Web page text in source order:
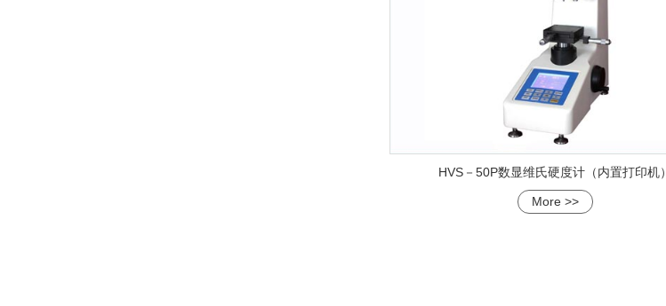
HVS－50P数显维氏硬度计（内置打印机）
More >>